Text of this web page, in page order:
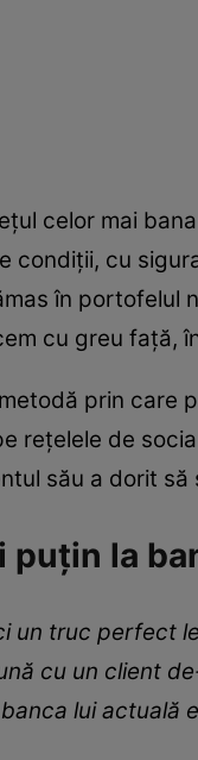
celor mai
condiții, cu
în
cu greu față,
prin care
rețelele de
său a dorit
puțin la
un truc perfect
cu un client
lui actuală